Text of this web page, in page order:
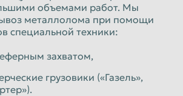
6 мм., кроме сталистой
объемами работ. Мы
металлолома при помощи
специальной техники:
захватом,
грузовики («Газель»,